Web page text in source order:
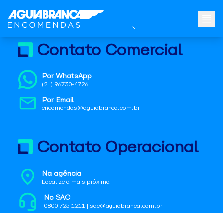
Contato Comercial
Por WhatsApp
(21) 96730-4726
Por Email
encomendas@aguiabranca.com.br
Contato Operacional
Na agência
Localize a mais próxima
No SAC
0800 725 1211 | sac@aguiabranca.com.br